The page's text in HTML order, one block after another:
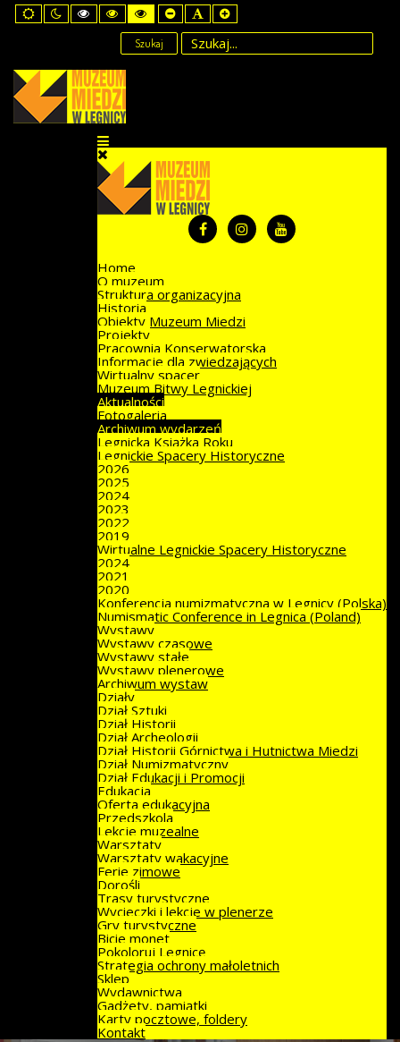
Default
mode
Night
mode
High
Contrast
mode
High
Contrast
Black
Yellow
mode
High
Contrast
Yellow
Black
mode
Set
Smaller
Font
Set
Default
Font
Set
Larger
Font
Szukaj
Home
O muzeum
Struktura organizacyjna
Historia
Obiekty Muzeum Miedzi
Projekty
Pracownia Konserwatorska
Informacje dla zwiedzających
Wirtualny spacer
Muzeum Bitwy Legnickiej
Aktualności
Fotogaleria
Archiwum wydarzeń
Legnicka Książka Roku
Legnickie Spacery Historyczne
2026
2025
2024
2023
2022
2019
Wirtualne Legnickie Spacery Historyczne
2024
2021
2020
Konferencja numizmatyczna w Legnicy (Polska)
Numismatic Conference in Legnica (Poland)
Wystawy
Wystawy czasowe
Wystawy stałe
Wystawy plenerowe
Archiwum wystaw
Działy
Dział Sztuki
Dział Historii
Dział Archeologii
Dział Historii Górnictwa i Hutnictwa Miedzi
Dział Numizmatyczny
Dział Edukacji i Promocji
Edukacja
Oferta edukacyjna
Przedszkola
Lekcje muzealne
Warsztaty
Warsztaty wakacyjne
Ferie zimowe
Dorośli
Trasy turystyczne
Wycieczki i lekcje w plenerze
Gry turystyczne
Bicie monet
Pokoloruj Legnicę
Strategia ochrony małoletnich
Sklep
Wydawnictwa
Gadżety, pamiątki
Karty pocztowe, foldery
Kontakt